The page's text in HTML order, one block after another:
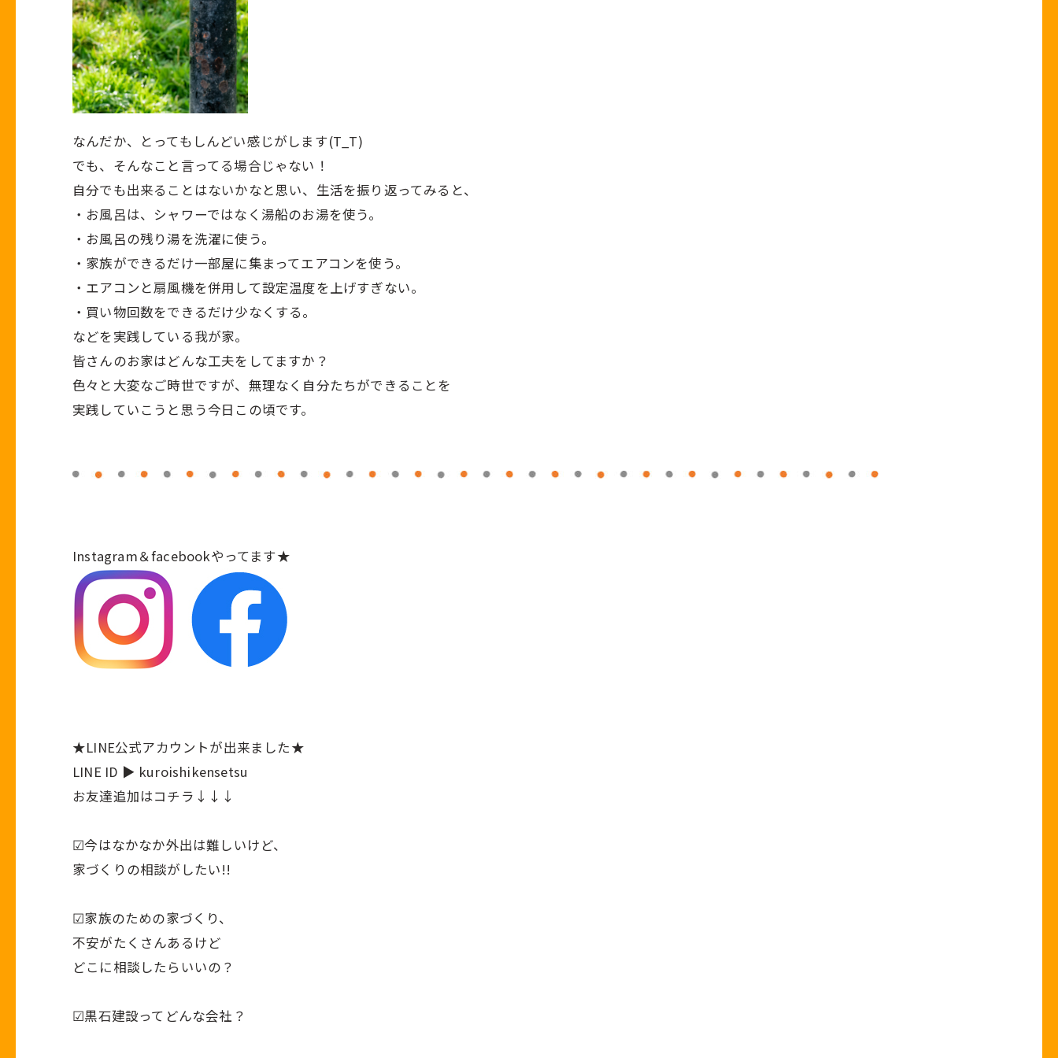
なんだか、とってもしんどい感じがします(T_T)
でも、そんなこと言ってる場合じゃない！
自分でも出来ることはないかなと思い、生活を振り返ってみると、
・お風呂は、シャワーではなく湯船のお湯を使う。
・お風呂の残り湯を洗濯に使う。
・家族ができるだけ一部屋に集まってエアコンを使う。
・エアコンと扇風機を併用して設定温度を上げすぎない。
・買い物回数をできるだけ少なくする。
などを実践している我が家。
皆さんのお家はどんな工夫をしてますか？
色々と大変なご時世ですが、無理なく自分たちができることを
実践していこうと思う今日この頃です。
Instagram＆facebookやってます★
★LINE公式アカウントが出来ました★
LINE ID ▶ kuroishikensetsu
お友達追加はコチラ↓↓↓
︎︎︎︎︎︎☑︎今はなかなか外出は難しいけど、
家づくりの相談がしたい!!
︎︎︎︎︎︎☑︎家族のための家づくり、
不安がたくさんあるけど
どこに相談したらいいの？
︎︎︎︎︎︎☑︎黒石建設ってどんな会社？